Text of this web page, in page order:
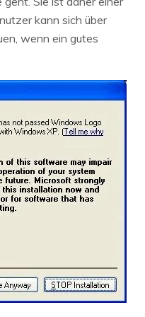
kann sich über
wenn ein gutes